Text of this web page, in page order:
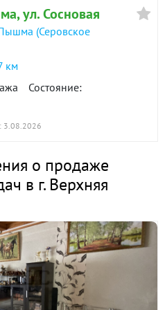
м² · уч. 7.3
→
ул. Сосновая
(Серовское
км
Состояние:
3.08.2026
о продаже
в г. Верхняя